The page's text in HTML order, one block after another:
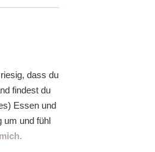
dass du
findest du
Essen und
um und fühl